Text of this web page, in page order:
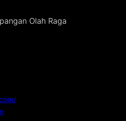
Olah Raga